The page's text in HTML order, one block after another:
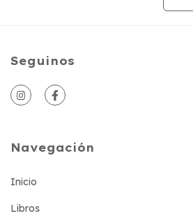
Seguinos
Navegación
Inicio
Libros